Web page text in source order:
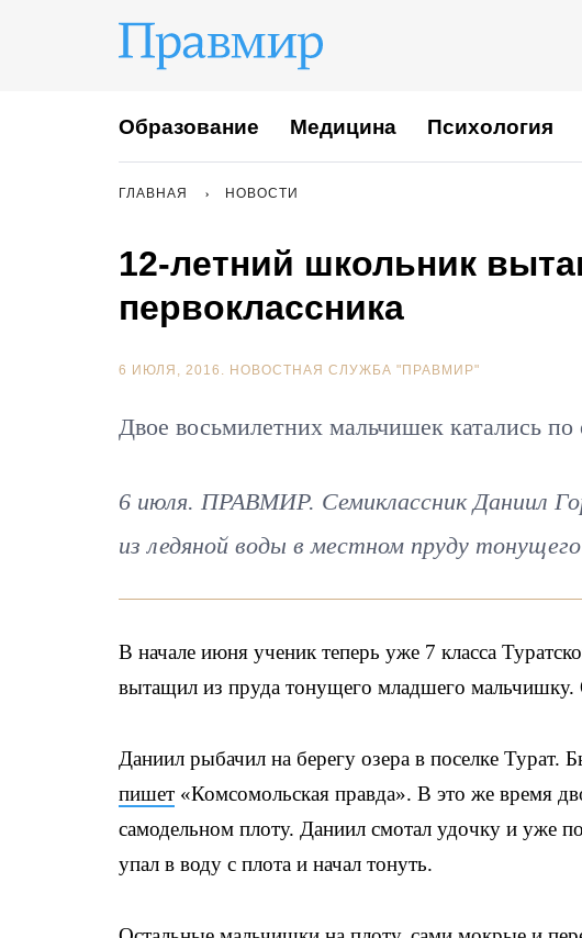
Образование Медицина Психология
ГЛАВНАЯ НОВОСТИ
12-летний школьник
первоклассника
6 ИЮЛЯ, 2016. НОВОСТНАЯ СЛУЖБА "ПРАВМИР"
Двое восьмилетних мальчишек катались
6 июля. ПРАВМИР. Семиклассник Даниил
из ледяной воды в местном пруду тонущего
В начале июня ученик теперь уже 7 класса
вытащил из пруда тонущего младшего
Даниил рыбачил на берегу озера в поселке Турат.
пишет «Комсомольская правда». В это же время
самодельном плоту. Даниил смотал удочку и уже
упал в воду с плота и начал тонуть.